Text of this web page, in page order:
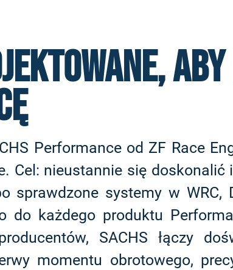
Performance od ZF Race
Cel: nieustannie się
sprawdzone systemy w
do każdego produktu
SACHS łączy
momentu obrotowego,